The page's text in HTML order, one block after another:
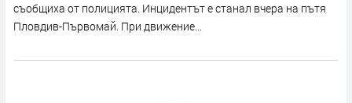
съобщиха от полицията. Инцидентът е станал вчера на пътя
Пловдив-Първомай. При движение...